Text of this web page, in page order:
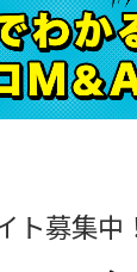
ト募集中